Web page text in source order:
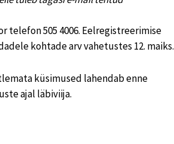
telefon 505 4006. Eelregistreerimise
kohtade arv vahetustes 12. maiks.
küsimused lahendab enne
ajal läbiviija.